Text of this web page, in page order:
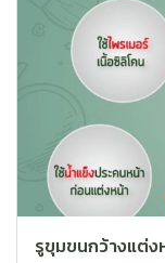
รูขุมขนกว้างแต่ง